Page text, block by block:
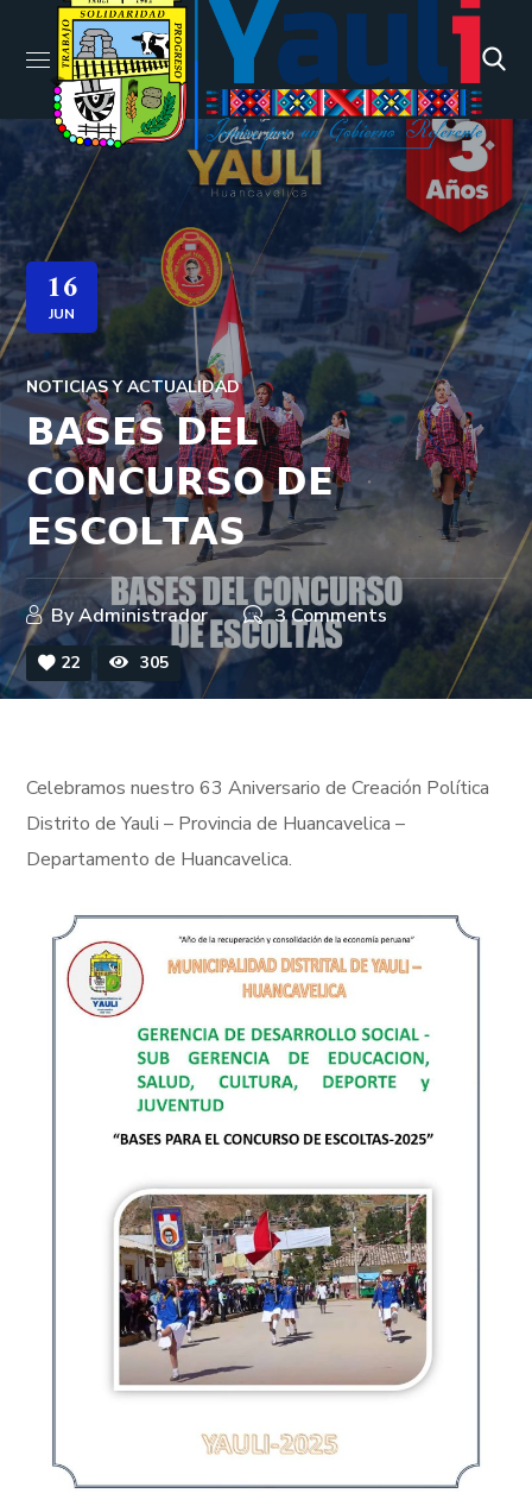
16
JUN
NOTICIAS Y ACTUALIDAD
𝗕𝗔𝗦𝗘𝗦 𝗗𝗘𝗟
𝗖𝗢𝗡𝗖𝗨𝗥𝗦𝗢 𝗗𝗘
𝗘𝗦𝗖𝗢𝗟𝗧𝗔𝗦
ByAdministrador 3 Comments
22 305
Celebramos nuestro 63 Aniversario de Creación Política
Distrito de Yauli – Provincia de Huancavelica –
Departamento de Huancavelica.